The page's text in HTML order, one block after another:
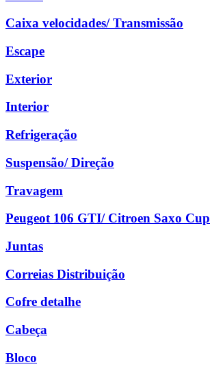
Caixa velocidades/ Transmissão
Escape
Exterior
Interior
Refrigeração
Suspensão/ Direção
Travagem
Peugeot 106 GTI/ Citroen Saxo Cup
Juntas
Correias Distribuição
Cofre detalhe
Cabeça
Bloco